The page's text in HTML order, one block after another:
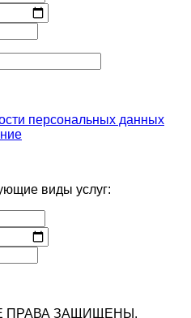
персональных данных
виды услуг:
ПРАВА ЗАЩИЩЕНЫ.